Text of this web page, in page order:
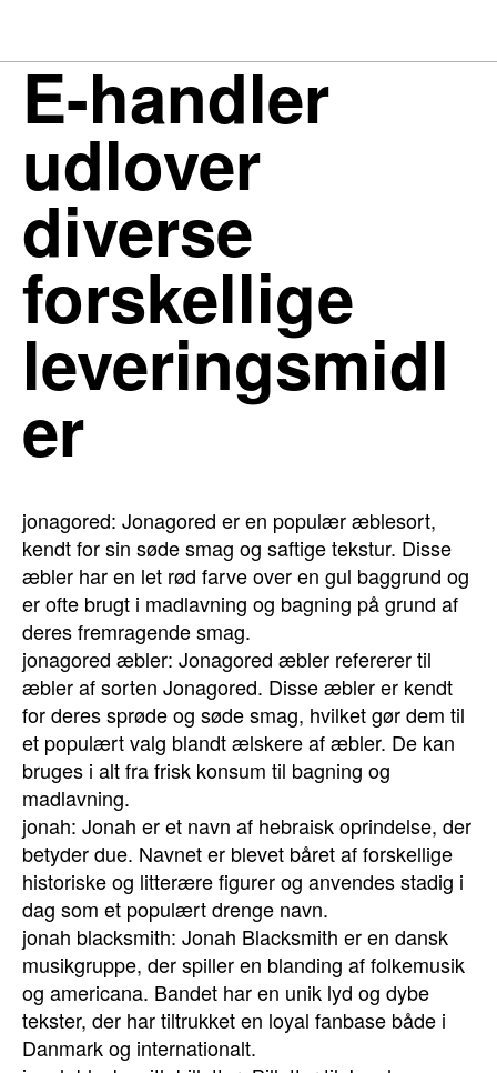
E-handler
udlover
diverse
forskellige
leveringsmidl
er
jonagored: Jonagored er en populær æblesort,
kendt for sin søde smag og saftige tekstur. Disse
æbler har en let rød farve over en gul baggrund og
er ofte brugt i madlavning og bagning på grund af
deres fremragende smag.
jonagored æbler: Jonagored æbler refererer til
æbler af sorten Jonagored. Disse æbler er kendt
for deres sprøde og søde smag, hvilket gør dem til
et populært valg blandt ælskere af æbler. De kan
bruges i alt fra frisk konsum til bagning og
madlavning.
jonah: Jonah er et navn af hebraisk oprindelse, der
betyder due. Navnet er blevet båret af forskellige
historiske og litterære figurer og anvendes stadig i
dag som et populært drenge navn.
jonah blacksmith: Jonah Blacksmith er en dansk
musikgruppe, der spiller en blanding af folkemusik
og americana. Bandet har en unik lyd og dybe
tekster, der har tiltrukket en loyal fanbase både i
Danmark og internationalt.